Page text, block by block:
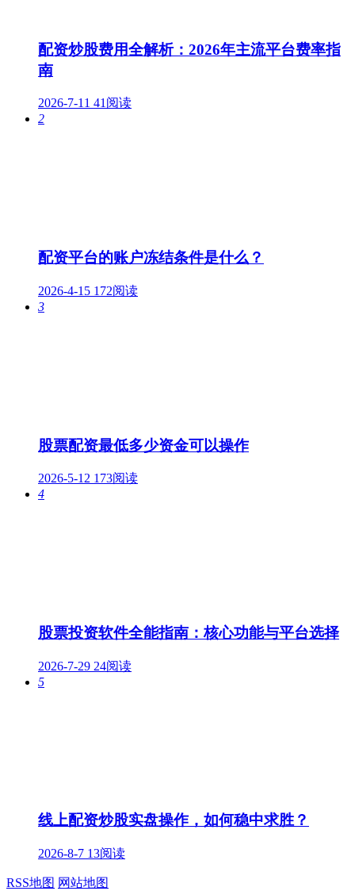
配资炒股费用全解析：2026年主流平台费率指
南
2026-7-11 41阅读
2
配资平台的账户冻结条件是什么？
2026-4-15 172阅读
3
股票配资最低多少资金可以操作
2026-5-12 173阅读
4
股票投资软件全能指南：核心功能与平台选择
2026-7-29 24阅读
5
线上配资炒股实盘操作，如何稳中求胜？
2026-8-7 13阅读
RSS地图 网站地图